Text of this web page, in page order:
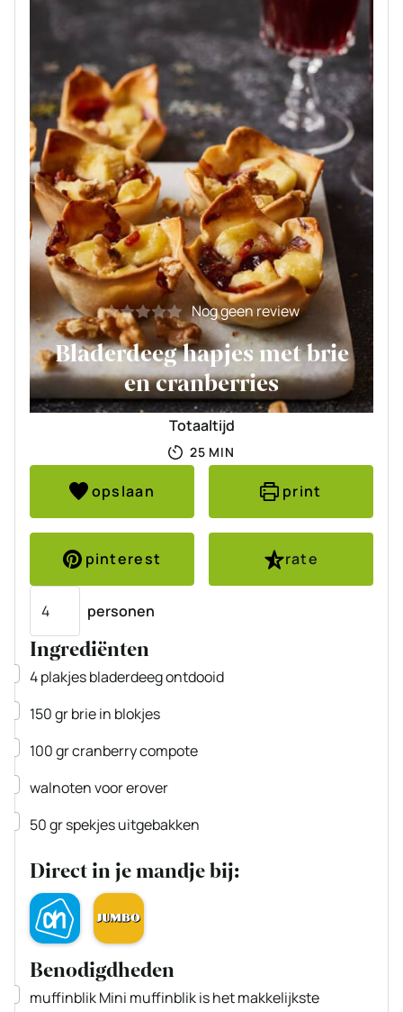
Nog geen review
Bladerdeeg hapjes met brie
en cranberries
Totaaltijd
25MINUTEN
MIN
opslaan print
pinterest
rate
personen
Ingrediënten
▢
4plakjesbladerdeegontdooid
▢
150grbriein blokjes
▢
100grcranberry compote
▢
walnoten voor erover
▢
50grspekjesuitgebakken
Direct in je mandje bij:
Benodigdheden
▢
muffinblikMini muffinblik is het makkelijkste